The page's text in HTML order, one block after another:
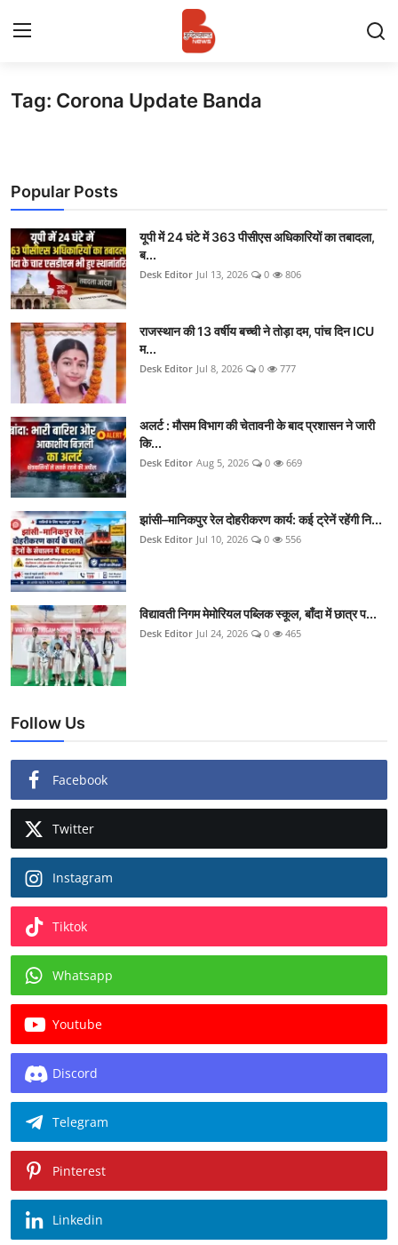
Login Register
प्रमुख ख़बर
अपना शहर
राज्य
बुन्देलखण्ड
वीडियो
स्पोर्ट्स
मनोरंजन
गैलरी
Tag: Corona Update Banda
Popular Posts
यूपी में 24 घंटे में 363 पीसीएस अधिकारियों का तबादला,
ब...
Desk Editor Jul 13, 2026 0 806
राजस्थान की 13 वर्षीय बच्ची ने तोड़ा दम, पांच दिन ICU
म...
Desk Editor Jul 8, 2026 0 777
अलर्ट : मौसम विभाग की चेतावनी के बाद प्रशासन ने जारी
कि...
Desk Editor Aug 5, 2026 0 669
झांसी–मानिकपुर रेल दोहरीकरण कार्य: कई ट्रेनें रहेंगी नि...
Desk Editor Jul 10, 2026 0 556
विद्यावती निगम मेमोरियल पब्लिक स्कूल, बाँदा में छात्र प...
Desk Editor Jul 24, 2026 0 465
Follow Us
Facebook
Twitter
Instagram
Tiktok
Whatsapp
Youtube
Discord
Telegram
Pinterest
Linkedin